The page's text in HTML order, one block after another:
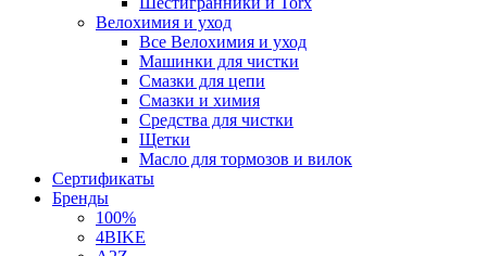
Велохимия и уход
Все Велохимия и уход
Машинки для чистки
Смазки для цепи
Смазки и химия
Средства для чистки
Щетки
Масло для тормозов и вилок
Сертификаты
Бренды
100%
4BIKE